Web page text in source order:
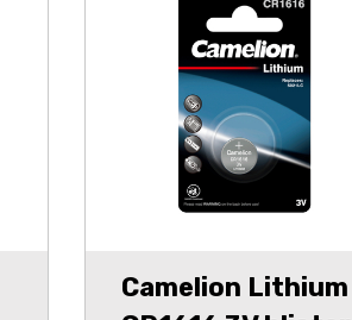
Camelion Lithium